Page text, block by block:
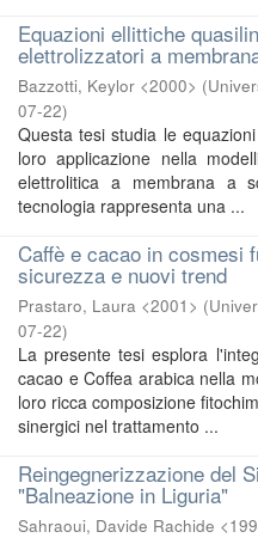
Equazioni ellittiche
elettrolizzatori a
Bazzotti, Keylor <2000> (
07-22)
Questa tesi studia le
loro applicazione nella
elettrolitica a membrana a
tecnologia rappresenta una ...
Caffè e cacao in cosmesi
sicurezza e nuovi trend
Prastaro, Laura <2001> (
07-22)
La presente tesi esplora
cacao e Coffea arabica nella
loro ricca composizione
sinergici nel trattamento ...
Reingegnerizzazione del
"Balneazione in Liguria"
Sahraoui, Davide Rachide